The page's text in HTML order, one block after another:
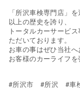
「所沢車検専門店」
以上の歴史を誇り、
トータルカーサービ
ただいております。
お車の事はぜひ当社へ
お客様のカーライフを
#所沢市 #所沢 #